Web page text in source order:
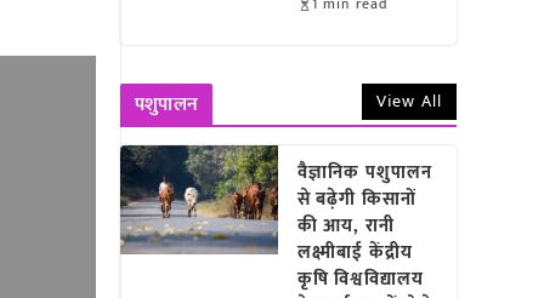
पशुपालन View All
वैज्ञानिक पशुपालन
से बढ़ेगी किसानों
की आय, रानी
लक्ष्मीबाई केंद्रीय
कृषि विश्वविद्यालय